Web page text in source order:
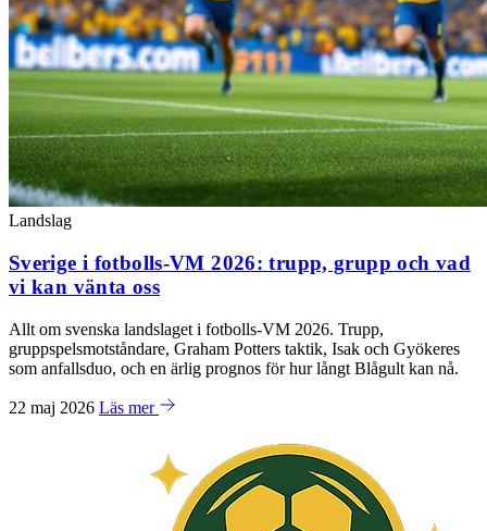
Landslag
Sverige i fotbolls-VM 2026: trupp, grupp och vad
vi kan vänta oss
Allt om svenska landslaget i fotbolls-VM 2026. Trupp,
gruppspelsmotståndare, Graham Potters taktik, Isak och Gyökeres
som anfallsduo, och en ärlig prognos för hur långt Blågult kan nå.
22 maj 2026 Läs mer